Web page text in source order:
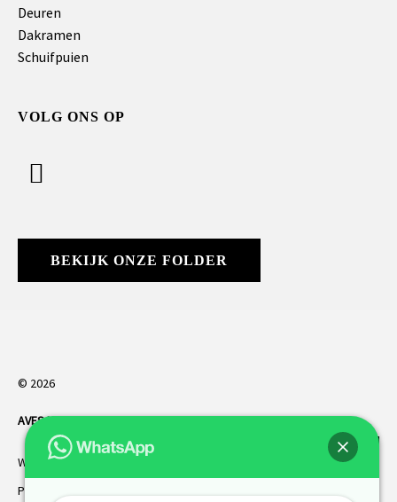
Deuren
Dakramen
Schuifpuien
VOLG ONS OP
BEKIJK ONZE FOLDER
© 2026
AVES HORREN. Alle rechten voorbehouden.
Webdesign Vanoo Media
Privacybeleid